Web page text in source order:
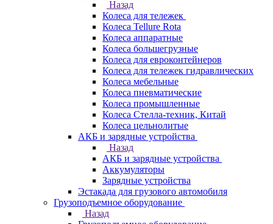
Назад
Колеса для тележек
Колеса Tellure Rota
Колеса аппаратные
Колеса большегрузные
Колеса для евроконтейнеров
Колеса для тележек гидравлических
Колеса мебельные
Колеса пневматические
Колеса промышленные
Колеса Стелла-техник, Китай
Колеса цельнолитые
АКБ и зарядные устройства
Назад
АКБ и зарядные устройства
Аккумуляторы
Зарядные устройства
Эстакада для грузового автомобиля
Грузоподъемное оборудование
Назад